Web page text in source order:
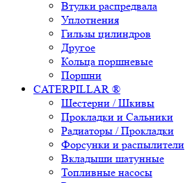
Втулки распредвала
Уплотнения
Гильзы цилиндров
Другое
Кольца поршневые
Поршни
CATERPILLAR ®
Шестерни / Шкивы
Прокладки и Сальники
Радиаторы / Прокладки
Форсунки и распылители
Вкладыши шатунные
Топливные насосы